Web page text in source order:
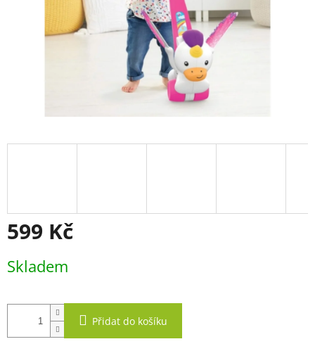
599 Kč
cena:
Skladem
Přidat do košíku